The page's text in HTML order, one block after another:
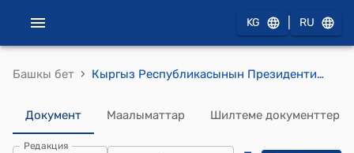
KG RU
Башкы бет › Кыргыз Республикасынын Президентинин 2021-жылдын 2-сентябрындагы ПЖ № 377 "Кыргыз Республикасынын Президентине караштуу Улуттук аттестациялык комиссия жөнүндө" жарлыгы
Документ Маалыматтар Шилтеме документтер
Редакция